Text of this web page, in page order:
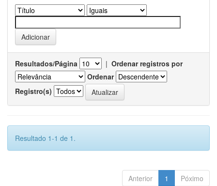
Resultados/Página | Ordenar registros por
Ordenar
Registro(s)
Resultado 1-1 de 1.
Anterior 1 Póximo